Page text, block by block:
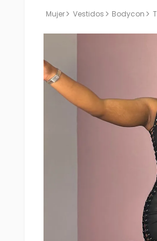
Mujer Vestidos Bodycon